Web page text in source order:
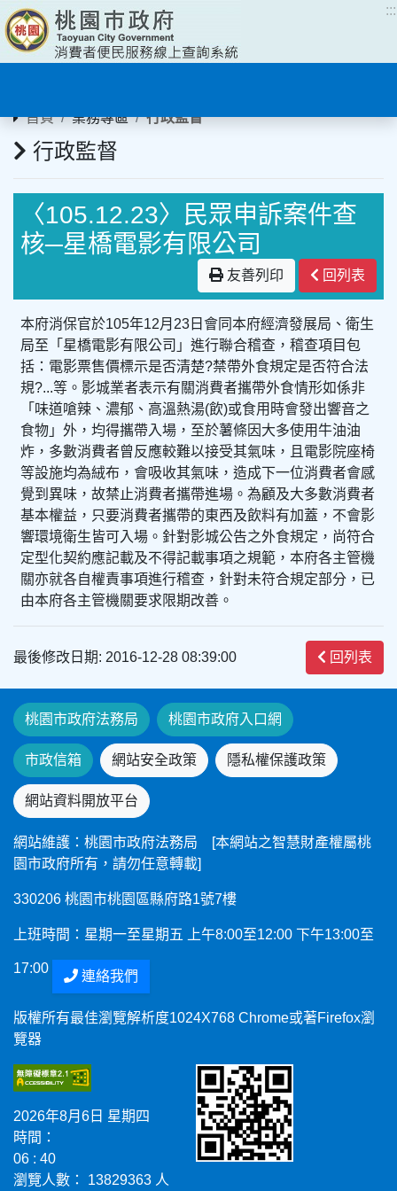
:::
首頁 業務專區 行政監督
行政監督
〈105.12.23〉民眾申訴案件查
核─星橋電影有限公司
友善列印 回列表
本府消保官於105年12月23日會同本府經濟發展局、衛生
局至「星橋電影有限公司」進行聯合稽查，稽查項目包
括：電影票售價標示是否清楚?禁帶外食規定是否符合法
規?...等。影城業者表示有關消費者攜帶外食情形如係非
「味道嗆辣、濃郁、高溫熱湯(飲)或食用時會發出響音之
食物」外，均得攜帶入場，至於薯條因大多使用牛油油
炸，多數消費者曾反應較難以接受其氣味，且電影院座椅
等設施均為絨布，會吸收其氣味，造成下一位消費者會感
覺到異味，故禁止消費者攜帶進場。為顧及大多數消費者
基本權益，只要消費者攜帶的東西及飲料有加蓋，不會影
響環境衛生皆可入場。針對影城公告之外食規定，尚符合
定型化契約應記載及不得記載事項之規範，本府各主管機
關亦就各自權責事項進行稽查，針對未符合規定部分，已
由本府各主管機關要求限期改善。
最後修改日期: 2016-12-28 08:39:00 回列表
桃園市政府法務局 桃園市政府入口網
市政信箱 網站安全政策 隱私權保護政策
網站資料開放平台
網站維護：桃園市政府法務局 [本網站之智慧財產權屬桃
園市政府所有，請勿任意轉載]
330206 桃園市桃園區縣府路1號7樓
上班時間：星期一至星期五 上午8:00至12:00 下午13:00至
17:00
連絡我們
版權所有最佳瀏覽解析度1024X768 Chrome或著Firefox瀏
覽器
2026年8月6日 星期四
時間：
06 : 40
瀏覽人數： 13829363 人